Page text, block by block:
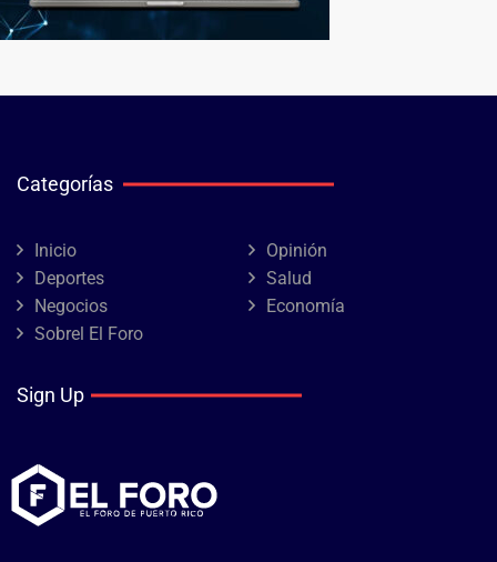
Categorías
Inicio
Opinión
Deportes
Salud
Negocios
Economía
Sobrel El Foro
Sign Up